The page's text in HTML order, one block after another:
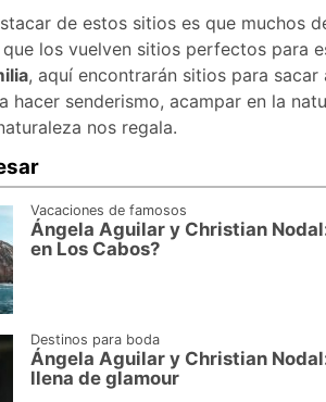
de estos sitios es que muchos
que los vuelven sitios perfectos para
, aquí encontrarán sitios para
hacer senderismo, acampar en la
nos regala.
Vacaciones de famosos
Ángela Aguilar y Christian
en Los Cabos?
Destinos para boda
Ángela Aguilar y Christian
llena de glamour